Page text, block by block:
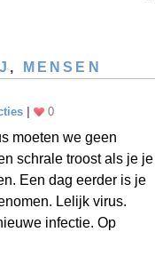
, MENSEN
0
moeten we geen
schrale troost als je je
Een dag eerder is je
Lelijk virus.
infectie. Op